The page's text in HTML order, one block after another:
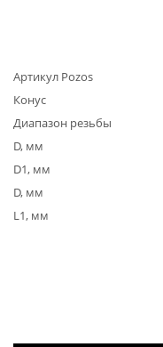
Артикул Pozos
Конус
Диапазон резьбы
D, мм
D1, мм
D, мм
L1, мм